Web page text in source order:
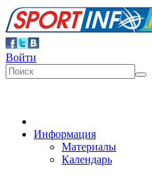
Войти
Информация
Материалы
Календарь